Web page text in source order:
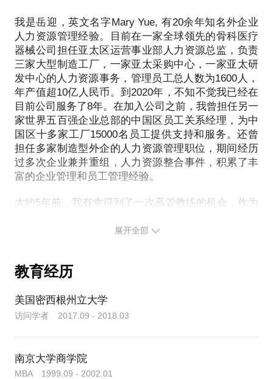
案例1：
外企经理小李，很长一段时间感觉老板针对他，心理
上工作上都承受着巨大的落差。教练谈话，使他清晰
看到了自己一路走来的优势，也意识到是自己的心态
和行为变化影响了老板对他的态度，几个教练的发问
让他找到了顿悟。同时，在具体沟通方法上，我帮他
分析了他过往模式会带来的后果，以及一些提升沟通
的技巧，后续两次约谈，明显感到他自信心提升，而
且已开始行动并取得了良好效果。
案例2：
确，工作热情高，她的能力提升很快，已开始参与大
到要辞职逃离。电话约谈时，我们共同探索让她发现
脑风暴和标杆对照，她成功找到可以让她放松精神，
又培养副业的爱好-拿起从小就喜欢的画笔，尝试画职
场漫画，为团队也带来乐趣。我们还约好后续约谈继
议，也不会只从员工角度提供利益最大化建议。相
反，我会综合各方面的实际情况，根据您的目标，提
供情、理、法贯通的灵活建议，和面向未来让各方都
能接受的人性化建议。帮助你顺利、高效地完成复杂
劳动争议的谈判或处理，让您少走弯路，避免本来可
以避免的经济损失和心理伤害。让每个人都得到尊
我是岳迎，英文名字Mary Yue, 有20余年知名外企业
人力资源管理经验。目前在一家全球领先的骨科医疗
器械公司担任亚太区运营事业部人力资源总监，负责
三家大型制造工厂，一家亚太采购中心，一家亚太研
发中心的人力资源事务，管理员工总人数为1600人，
年产值超10亿人民币。到2020年，不知不觉我已经在
目前公司服务了8年。在加入公司之前，我曾担任另一
家世界五百强企业总部的中国区员工关系经理，为中
国区十多家工厂15000名员工提供支持和服务。还曾
担任多家制造型外企的人力资源管理职位，期间经历
过多次企业兼并重组，人力资源整合事件，积累了丰
富的企业管理和员工管理经验。
大约5年前，我有幸得到了一次高管教练的机会，作为
每次2小时。他来自台湾，是一名已退休的跨国企业高
的收费很高，于是我抓住每次机会和他敞开聊聊工作
动力。JACK总共给我做了12次高管教练。对我的人
际沟通，团队管理，绩效提升，个人发展都带了很大
过努力实现了出国访学的梦想-只要敢想，就能做到！
Jack教练是我生命中的一个贵人，与他的教练对话是
展开全部
教育经历
美国密西根州立大学
访问学者 2017.09 - 2018.03
南京大学商学院
MBA 1999.09 - 2002.01